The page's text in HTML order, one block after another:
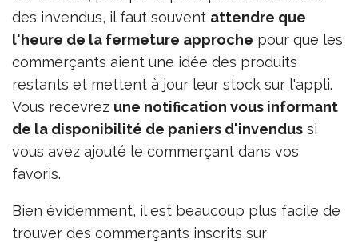
des invendus, il faut souvent attendre que
l'heure de la fermeture approche pour que les
commerçants aient une idée des produits
restants et mettent à jour leur stock sur l'appli.
Vous recevrez une notification vous informant
de la disponibilité de paniers d'invendus si
vous avez ajouté le commerçant dans vos
favoris.
Bien évidemment, il est beaucoup plus facile de
trouver des commerçants inscrits sur